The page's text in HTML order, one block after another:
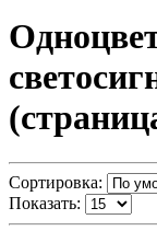
Сортировка:
Показать: